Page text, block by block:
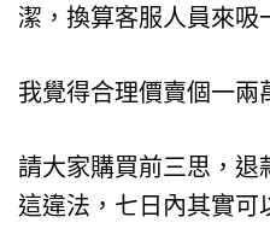
潔，換算客服人員來吸
我覺得合理價賣個一兩
請大家購買前三思，退
這違法，七日內其實可